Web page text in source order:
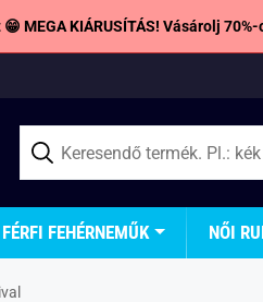
MEGA KIÁRUSÍTÁS! Vásárolj
FÉRFI FEHÉRNEMŰK NŐI